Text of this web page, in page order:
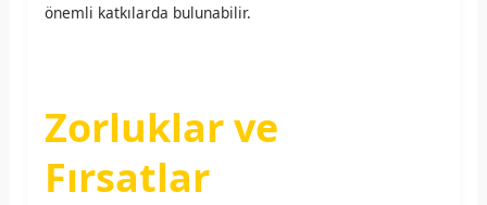
önemli katkılarda bulunabilir.
Zorluklar ve
Fırsatlar